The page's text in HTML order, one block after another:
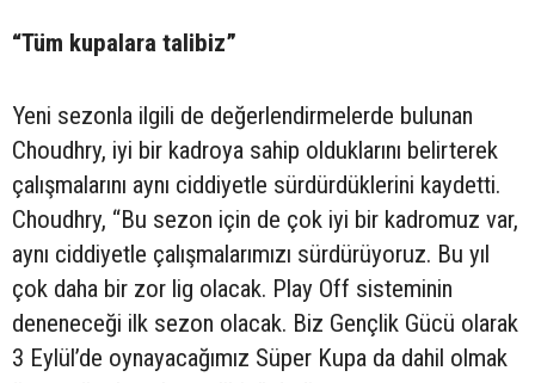
“Tüm kupalara talibiz”
Yeni sezonla ilgili de değerlendirmelerde bulunan
Choudhry, iyi bir kadroya sahip olduklarını belirterek
çalışmalarını aynı ciddiyetle sürdürdüklerini kaydetti.
Choudhry, “Bu sezon için de çok iyi bir kadromuz var,
aynı ciddiyetle çalışmalarımızı sürdürüyoruz. Bu yıl
çok daha bir zor lig olacak. Play Off sisteminin
deneneceği ilk sezon olacak. Biz Gençlik Gücü olarak
3 Eylül’de oynayacağımız Süper Kupa da dahil olmak